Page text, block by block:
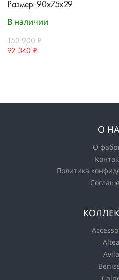
Размер: 90x75x29
В наличии
153 900₽
92 340 ₽
О
О
Политика
Altea
Avila